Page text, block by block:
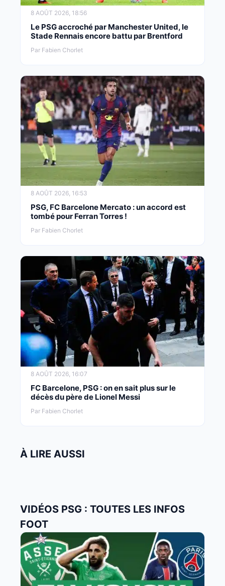
8 AOÛT 2026, 18:56
Le PSG accroché par Manchester United, le
Stade Rennais encore battu par Brentford
Par Fabien Chorlet
8 AOÛT 2026, 16:53
PSG, FC Barcelone Mercato : un accord est
tombé pour Ferran Torres !
Par Fabien Chorlet
8 AOÛT 2026, 16:07
FC Barcelone, PSG : on en sait plus sur le
décès du père de Lionel Messi
Par Fabien Chorlet
À LIRE AUSSI
VIDÉOS PSG : TOUTES LES INFOS
FOOT